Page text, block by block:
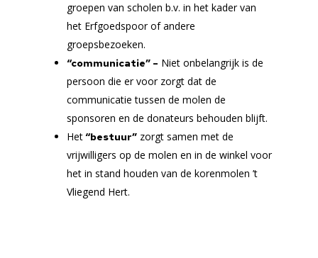
groepen van scholen b.v. in het kader van
het Erfgoedspoor of andere
groepsbezoeken.
“communicatie” – Niet onbelangrijk is de
persoon die er voor zorgt dat de
communicatie tussen de molen de
sponsoren en de donateurs behouden blijft.
Het“bestuur” zorgt samen met de
vrijwilligers op de molen en in de winkel voor
het in stand houden van de korenmolen ’t
Vliegend Hert.
Redenen restauratie